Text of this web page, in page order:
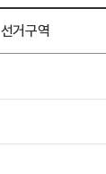
선거구역